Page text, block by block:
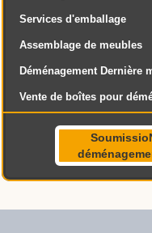
Services d'emballage
Assemblage de meubles
Déménagement Dernière
Vente de boîtes pour